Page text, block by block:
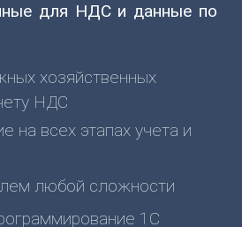
для НДС и данные по
хозяйственных
НДС
на всех этапах учета и
любой сложности
1С